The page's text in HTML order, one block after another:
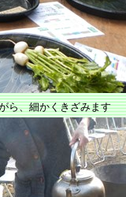
ら、細かくきざみます